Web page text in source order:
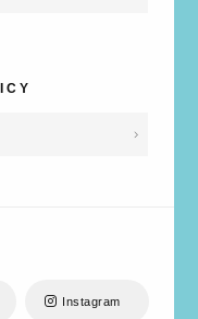
Instagram